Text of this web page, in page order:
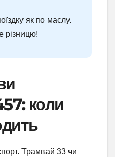
як по маслу.
різницю!
коли
Трамвай 33 чи